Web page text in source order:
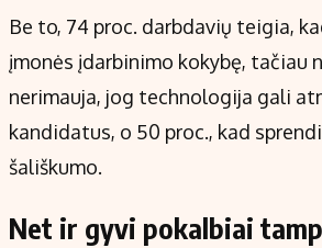
Be to, 74 proc. darbdavių teigia,
įmonės įdarbinimo kokybę, tačiau
nerimauja, jog technologija gali
kandidatus, o 50 proc., kad
šališkumo.
Net ir gyvi pokalbiai